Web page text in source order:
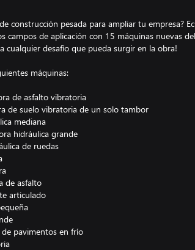
construcción pesada para ampliar tu empresa?
campos de aplicación con 15 máquinas nuevas
cualquier desafío que pueda surgir en la obra!
máquinas:
de asfalto vibratoria
de suelo vibratoria de un solo tambor
mediana
hidráulica grande
de ruedas
de asfalto
articulado
pavimentos en frío